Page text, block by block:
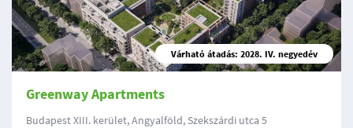
Várható átadás: 2028. IV. negyedév
Greenway Apartments
Budapest XIII. kerület, Angyalföld, Szekszárdi utca 5